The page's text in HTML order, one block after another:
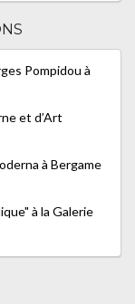
Pompidou à
et d’Art
à Bergame
à la Galerie